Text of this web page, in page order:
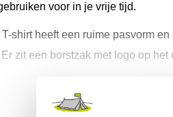
voor in je vrije tijd.
shirt heeft een ruime pasvorm
Er zit een borstzak met logo op het
nt op de